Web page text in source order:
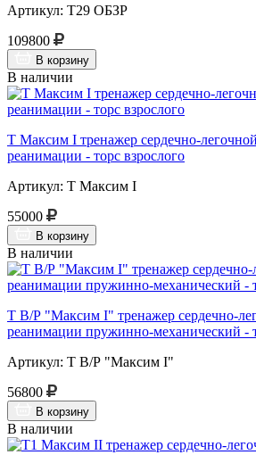
Артикул: Т29 ОБЗР
109800
В корзину
В наличии
Т Максим I тренажер сердечно-
реанимации - торс взрослого
Артикул: Т Максим I
55000
В корзину
В наличии
Т В/Р "Максим I" тренажер сердечно-
реанимации пружинно-механический -
Артикул: Т В/Р "Максим I"
56800
В корзину
В наличии